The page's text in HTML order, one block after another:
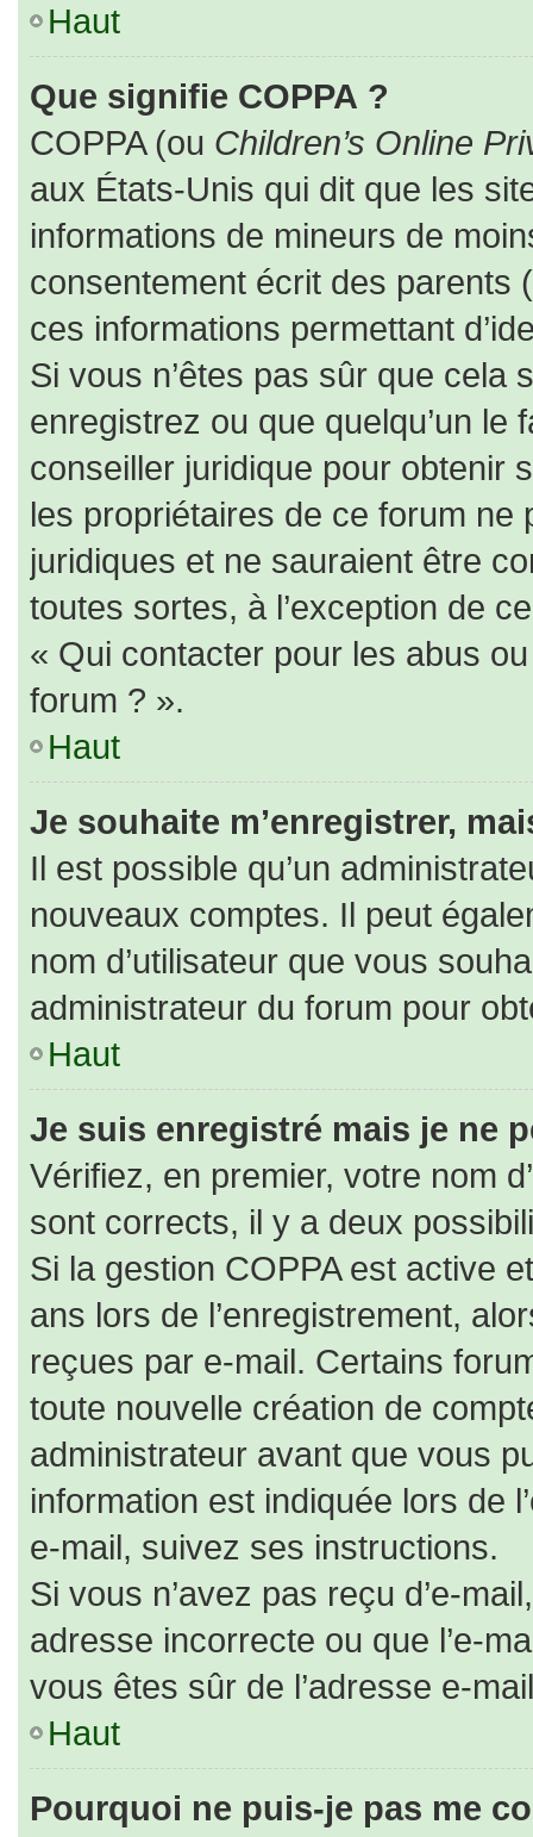
Haut
Que signifie COPPA ?
COPPA (ou Children’s Online
aux États-Unis qui dit que les
informations de mineurs de
consentement écrit des parents
ces informations permettant
Si vous n’êtes pas sûr que cela
enregistrez ou que quelqu’un
conseiller juridique pour obtenir
les propriétaires de ce forum
juridiques et ne sauraient être
toutes sortes, à l’exception de
« Qui contacter pour les abus
forum ? ».
Haut
Je souhaite m’enregistrer,
Il est possible qu’un
nouveaux comptes. Il peut
nom d’utilisateur que vous
administrateur du forum pour
Haut
Je suis enregistré mais je ne
Vérifiez, en premier, votre nom
sont corrects, il y a deux
Si la gestion COPPA est active
ans lors de l’enregistrement,
reçues par e-mail. Certains
toute nouvelle création de
administrateur avant que vous
information est indiquée lors de
e-mail, suivez ses instructions.
Si vous n’avez pas reçu d’e-
adresse incorrecte ou que l’e-
vous êtes sûr de l’adresse e-
Haut
Pourquoi ne puis-je pas me